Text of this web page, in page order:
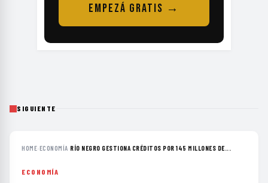
EMPEZÁ GRATIS →
SIGUIENTE
HOME›ECONOMÍA›RÍO NEGRO GESTIONA CRÉDITOS POR 145 MILLONES DE...
ECONOMÍA